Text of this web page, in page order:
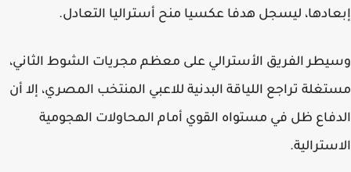
ليسجل هدفا عكسيا منح أستراليا التعادل.
الفريق الأسترالي على معظم مجريات الشوط الثاني،
تراجع اللياقة البدنية للاعبي المنتخب المصري، إلا أن
ظل في مستواه القوي أمام المحاولات الهجومية